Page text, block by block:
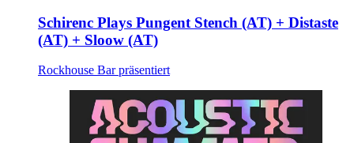
Schirenc Plays Pungent Stench (AT) + Distaste
(AT) + Sloow (AT)
Rockhouse Bar präsentiert